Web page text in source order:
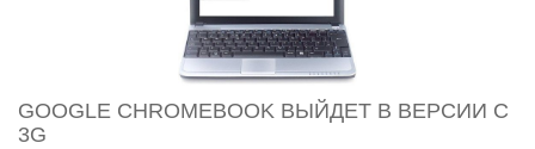
GOOGLE CHROMEBOOK ВЫЙДЕТ В ВЕРСИИ С
3G